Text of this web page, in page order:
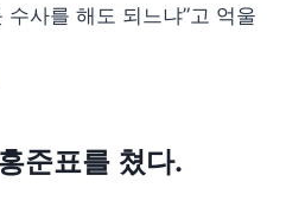
수사를 해도 되느냐”고 억울
준표를 쳤다.